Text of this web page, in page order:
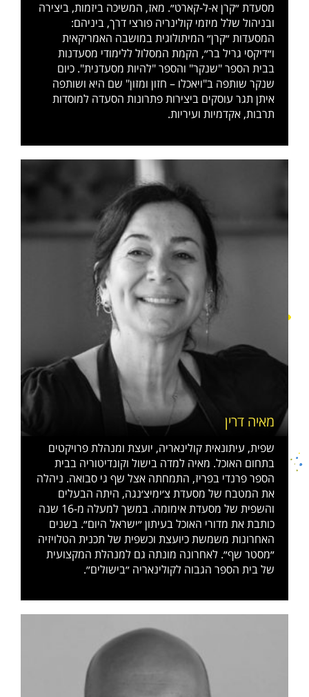
מסעדת ״קרן א-ל-קארט״. מאז, המשיכה ביזמות, ביצירה
ובניהול שלל מיזמי קולינריה פורצי דרך, ביניהם:
המסעדות ״קרן״ המיתולוגית במושבה האמריקאית
ו״דיקסי גריל בר״, הקמת המסלול ללימודי מסעדנות
בבית הספר "שנקר" והספר "להיות מסעדנית". כיום
שנקר שותפה ב"ויאכלו – חזון ומזון" שם היא ושותפה
איתן תגר עוסקים ביצירות פתרונות הסעדה למוסדות
תרבות, אקדמיות ועיריות.
מאיה דרין
שפית, עיתונאית קולינאריה, יועצת ומנהלת פרויקטים
בתחום האוכל. מאיה למדה בישול וקונדיטוריה בבית
הספר פרנדי בפריז, התמחתה אצל שף גי סבואה. ניהלה
את המטבח של מסעדת צ׳ימיצ׳נגה, היתה הבעלים
והשפית של מסעדת אימומה. במשך למעלה מ-16 שנה
כותבת את מדורי האוכל בעיתון ״ישראל היום״. בשנים
האחרונות משמשת כיועצת וכשפית של תכנית הטלויזיה
״מסטר שף״. לאחרונה מונתה גם למנהלת המקצועית
של בית הספר הגבוה לקולינאריה ״בישולים״.